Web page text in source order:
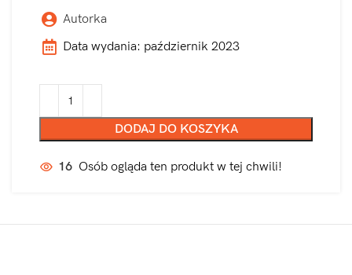
Autorka
Data wydania: październik 2023
DODAJ DO KOSZYKA
16 Osób ogląda ten produkt w tej chwili!